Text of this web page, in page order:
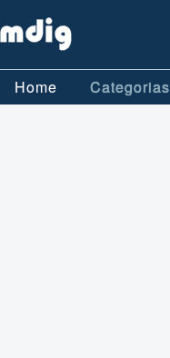
Home Categorias